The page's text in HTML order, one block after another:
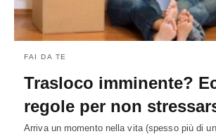
FAI DA TE
Trasloco imminente?
regole per non
Arriva un momento nella vita (spesso più di